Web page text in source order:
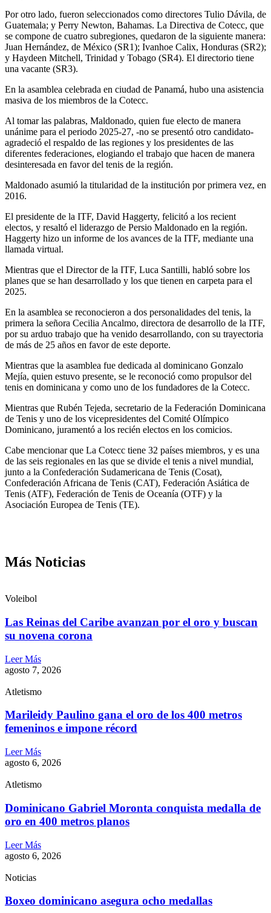
Por otro lado, fueron seleccionados como directores Tulio Dávila, de
Guatemala; y Perry Newton, Bahamas. La Directiva de Cotecc, que
se compone de cuatro subregiones, quedaron de la siguiente manera:
Juan Hernández, de México (SR1); Ivanhoe Calix, Honduras (SR2);
y Haydeen Mitchell, Trinidad y Tobago (SR4). El directorio tiene
una vacante (SR3).
En la asamblea celebrada en ciudad de Panamá, hubo una asistencia
masiva de los miembros de la Cotecc.
Al tomar las palabras, Maldonado, quien fue electo de manera
unánime para el periodo 2025-27, -no se presentó otro candidato-
agradeció el respaldo de las regiones y los presidentes de las
diferentes federaciones, elogiando el trabajo que hacen de manera
desinteresada en favor del tenis de la región.
Maldonado asumió la titularidad de la institución por primera vez, en
2016.
El presidente de la ITF, David Haggerty, felicitó a los recient
electos, y resaltó el liderazgo de Persio Maldonado en la región.
Haggerty hizo un informe de los avances de la ITF, mediante una
llamada virtual.
Mientras que el Director de la ITF, Luca Santilli, habló sobre los
planes que se han desarrollado y los que tienen en carpeta para el
2025.
En la asamblea se reconocieron a dos personalidades del tenis, la
primera la señora Cecilia Ancalmo, directora de desarrollo de la ITF,
por su arduo trabajo que ha venido desarrollando, con su trayectoria
de más de 25 años en favor de este deporte.
Mientras que la asamblea fue dedicada al dominicano Gonzalo
Mejía, quien estuvo presente, se le reconoció como propulsor del
tenis en dominicana y como uno de los fundadores de la Cotecc.
Mientras que Rubén Tejeda, secretario de la Federación Dominicana
de Tenis y uno de los vicepresidentes del Comité Olímpico
Dominicano, juramentó a los recién electos en los comicios.
Cabe mencionar que La Cotecc tiene 32 países miembros, y es una
de las seis regionales en las que se divide el tenis a nivel mundial,
junto a la Confederación Sudamericana de Tenis (Cosat),
Confederación Africana de Tenis (CAT), Federación Asiática de
Tenis (ATF), Federación de Tenis de Oceanía (OTF) y la
Asociación Europea de Tenis (TE).
Más Noticias
Voleibol
Las Reinas del Caribe avanzan por el oro y buscan
su novena corona
Leer Más
agosto 7, 2026
Atletismo
Marileidy Paulino gana el oro de los 400 metros
femeninos e impone récord
Leer Más
agosto 6, 2026
Atletismo
Dominicano Gabriel Moronta conquista medalla de
oro en 400 metros planos
Leer Más
agosto 6, 2026
Noticias
Boxeo dominicano asegura ocho medallas